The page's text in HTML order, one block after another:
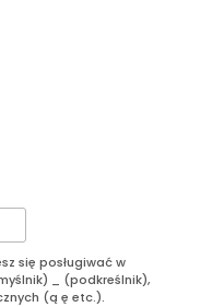
się posługiwać w
_ (podkreślnik),
(ą ę etc.).